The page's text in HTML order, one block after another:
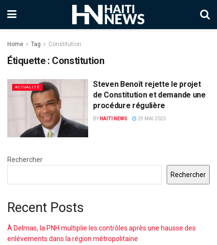
Home Tag Constitution
Étiquette : Constitution
ACTUALITÉ
Steven Benoît rejette le projet
de Constitution et demande une
procédure régulière
BY HAITI NEWS 29 MAI 2025
Rechercher
Rechercher
Recent Posts
À Delmas, la PNH multiplie les contrôles après une hausse des
enlèvements dans la région métropolitaine